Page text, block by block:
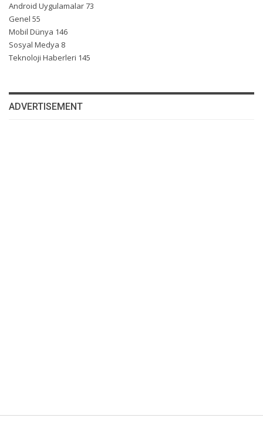
Android Uygulamalar73
Genel 55
Mobil Dünya 146
Sosyal Medya 8
Teknoloji Haberleri 145
ADVERTISEMENT